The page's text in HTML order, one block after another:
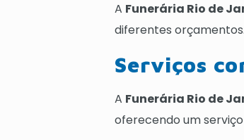
A Funerária Rio de
diferentes orçamentos.
Serviços
A Funerária Rio de
oferecendo um